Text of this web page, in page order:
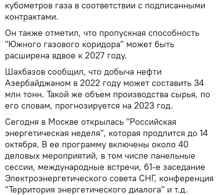
кубометров газа в соответствии с подписанными
контрактами.
Он также отметил, что пропускная способность
"Южного газового коридора" может быть
расширена вдвое к 2027 году.
Шахбазов сообщил, что добыча нефти
Азербайджаном в 2022 году может составить 34
млн тонн. Такой же объем производства сырья, по
его словам, прогнозируется на 2023 год.
Сегодня в Москве открылась "Российская
энергетическая неделя", которая продлится до 14
октября. В ее программу включены около 40
деловых мероприятий, в том числе панельные
сессии, международные встречи, 61-е заседание
Электроэнергетического совета СНГ, конференция
"Территория энергетического диалога" и т.д.